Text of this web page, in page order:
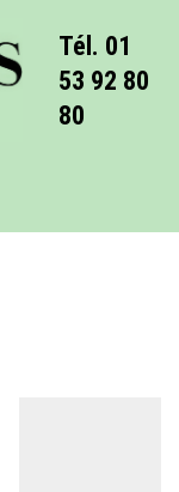
Tél. 01
53 92 80
80